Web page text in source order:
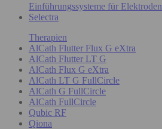
Einführungssysteme für Elektroden
Selectra
Therapien
AlCath Flutter Flux G eXtra
AlCath Flutter LT G
AlCath Flux G eXtra
AlCath LT G FullCircle
AlCath G FullCircle
AlCath FullCircle
Qubic RF
Qiona